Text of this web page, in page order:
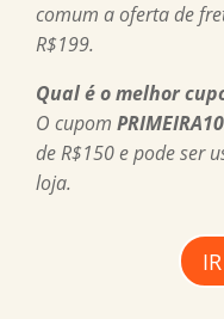
comum a oferta de
R$199.
Qual é o melhor
O cupom PRIMEIRA10
de R$150 e pode ser
loja.